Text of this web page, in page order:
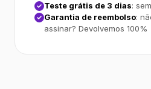
Teste grátis de 3 dias:
Garantia de reembolso:
assinar? Devolvemos 100%